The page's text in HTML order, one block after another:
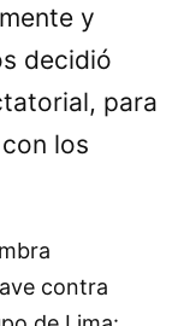
y
decidió
para
los
contra